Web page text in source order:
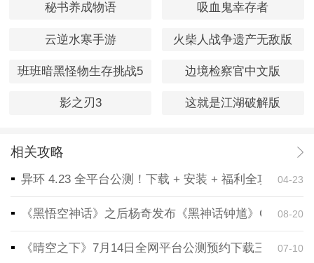
秘书养成物语 吸血鬼幸存者
云逆水寒手游 火柴人战争遗产无敌版
班班暗黑怪物生存挑战5 边境检察官中文版
影之刃3 这就是江湖破解版
相关攻略
异环 4.23 全平台公测！下载 + 安装 + 福利全攻略，一
04-23
《黑悟空神话》之后杨奇发布《黑神话钟馗》CG！预
08-20
《晴空之下》7月14日全网平台公测预约下载三端同步
07-10